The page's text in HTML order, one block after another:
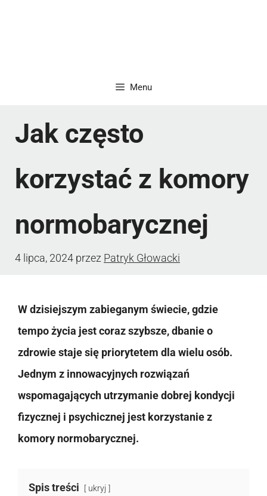
Menu
Jak często
korzystać z komory
normobarycznej
4 lipca, 2024 przez Patryk Głowacki
W dzisiejszym zabieganym świecie, gdzie
tempo życia jest coraz szybsze, dbanie o
zdrowie staje się priorytetem dla wielu osób.
Jednym z innowacyjnych rozwiązań
wspomagających utrzymanie dobrej kondycji
fizycznej i psychicznej jest korzystanie z
komory normobarycznej.
Spis treści ukryj